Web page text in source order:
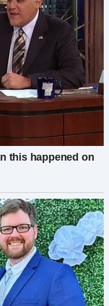
Но как
оттереть
от
убить».
смех.
гвоздём в
на стремянке,
— это была
работы его руки
на бок, а
мутным взглядом
и понятия не
целый день.
с ним, её взгляд
Но было
взгляде
«Прости